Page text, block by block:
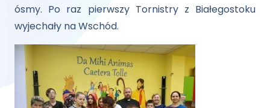
ósmy. Po raz pierwszy Tornistry z Białegostoku
wyjechały na Wschód.